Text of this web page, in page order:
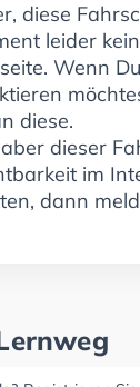
diese
leider
Wenn
diese.
dieser
im
dann